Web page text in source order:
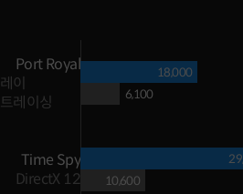
Port Royal
레이
트레이싱
Time Spy
DirectX 12
18,000
6,100
10,600